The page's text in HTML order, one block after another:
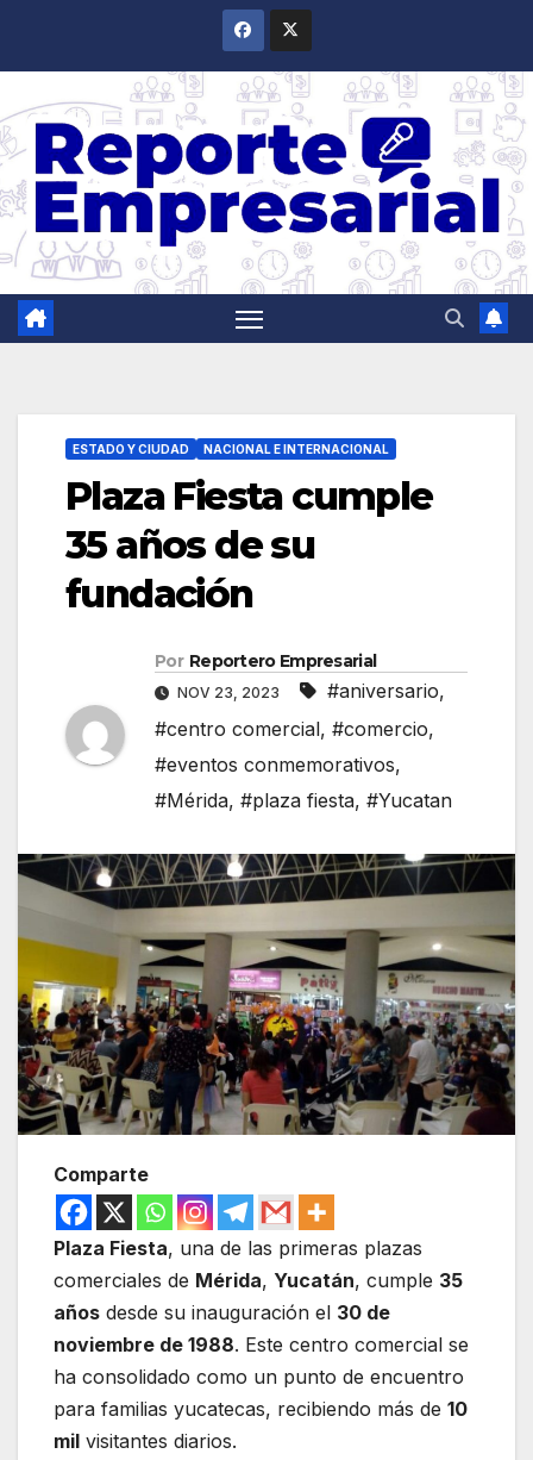
ESTADO Y CIUDAD NACIONAL E INTERNACIONAL
Plaza Fiesta cumple
35 años de su
fundación
Por Reportero Empresarial
NOV 23, 2023 #aniversario,
#centro comercial, #comercio,
#eventos conmemorativos,
#Mérida, #plaza fiesta, #Yucatan
Comparte
Plaza Fiesta, una de las primeras plazas
comerciales de Mérida, Yucatán, cumple 35
años desde su inauguración el 30 de
noviembre de 1988. Este centro comercial se
ha consolidado como un punto de encuentro
para familias yucatecas, recibiendo más de 10
mil visitantes diarios.